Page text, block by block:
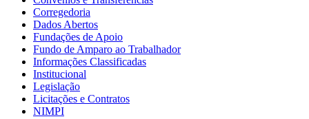
Corregedoria
Dados Abertos
Fundações de Apoio
Fundo de Amparo ao Trabalhador
Informações Classificadas
Institucional
Legislação
Licitações e Contratos
NIMPI